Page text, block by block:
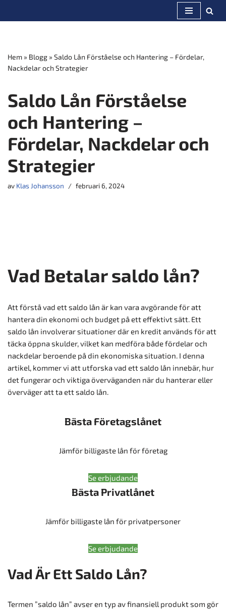
Hem » Blogg » Saldo Lån Förståelse och Hantering – Fördelar,
Nackdelar och Strategier
Saldo Lån Förståelse
och Hantering –
Fördelar, Nackdelar och
Strategier
av Klas Johansson februari 6, 2024
Vad Betalar saldo lån?
Att förstå vad ett saldo lån är kan vara avgörande för att
hantera din ekonomi och budget på ett effektivt sätt. Ett
saldo lån involverar situationer där en kredit används för att
täcka öppna skulder, vilket kan medföra både fördelar och
nackdelar beroende på din ekonomiska situation. I denna
artikel, kommer vi att utforska vad ett saldo lån innebär, hur
det fungerar och viktiga överväganden när du hanterar eller
överväger att ta ett saldo lån.
Bästa Företagslånet
Jämför billigaste lån för företag
Se erbjudande
Bästa Privatlånet
Jämför billigaste lån för privatpersoner
Se erbjudande
Vad Är Ett Saldo Lån?
Termen ”saldo lån” avser en typ av finansiell produkt som gör